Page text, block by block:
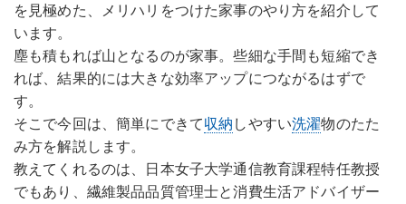
を見極めた、メリハリをつけた家事のやり方を紹介して
います。
塵も積もれば山となるのが家事。些細な手間も短縮でき
れば、結果的には大きな効率アップにつながるはずで
す。
そこで今回は、簡単にできて収納 しやすい洗濯物のたた
み方を解説します。
教えてくれるのは、日本女子大学通信教育課程特任教授
でもあり、繊維製品品質管理士と消費生活アドバイザー